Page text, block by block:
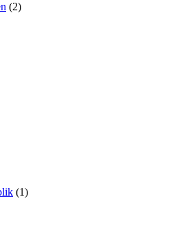
(2)
(1)